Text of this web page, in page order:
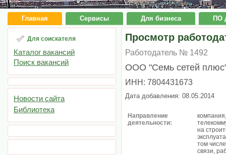
Главная Сервисы Для бизнеса ПО
Для соискателя
Каталог вакансий
Поиск вакансий
Новости сайта
Библиотека
Просмотр
Работодатель № 1492
ООО "Семь сетей
ИНН: 7804431673
Дата добавления: 08.05.2014
Направление
деятельности:
на
том
связи,